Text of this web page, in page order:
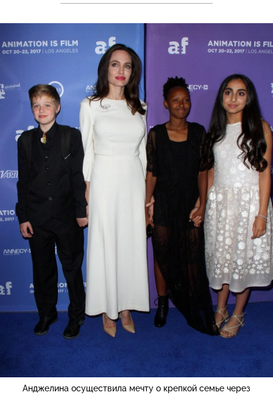
Анджелина осуществила мечту о крепкой семье через